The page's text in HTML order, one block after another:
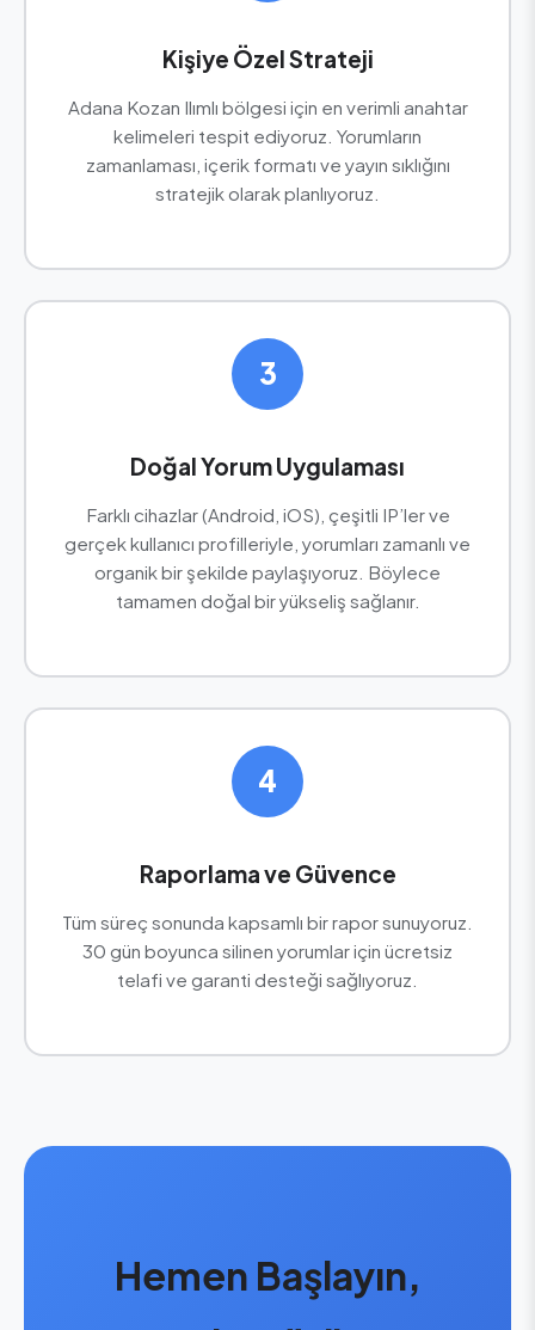
Kişiye Özel Strateji
Adana Kozan Ilımlı bölgesi için en verimli anahtar
kelimeleri tespit ediyoruz. Yorumların
zamanlaması, içerik formatı ve yayın sıklığını
stratejik olarak planlıyoruz.
3
Doğal Yorum Uygulaması
Farklı cihazlar (Android, iOS), çeşitli IP’ler ve
gerçek kullanıcı profilleriyle, yorumları zamanlı ve
organik bir şekilde paylaşıyoruz. Böylece
tamamen doğal bir yükseliş sağlanır.
4
Raporlama ve Güvence
Tüm süreç sonunda kapsamlı bir rapor sunuyoruz.
30 gün boyunca silinen yorumlar için ücretsiz
telafi ve garanti desteği sağlıyoruz.
Hemen Başlayın,